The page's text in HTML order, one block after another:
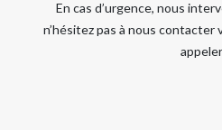
En cas d’urgence, nous
n’hésitez pas à nous contacter